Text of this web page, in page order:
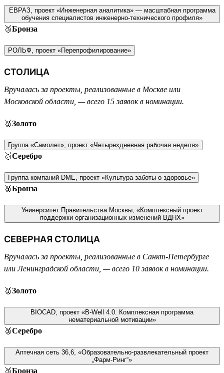
ЕВРАЗ, проект «Инженерная аналитика» — масштабная программа
обучения специалистов инженерно-технического профиля»
🥉Бронза
РОЛЬФ, проект «Перепрофилирование»
СТОЛИЦА
Вручалась за проекты, реализованные в Москве или
Московской области, — всего 15 заявок в номинации.
🥇Золото
Группа «Самолет», проект «Четырехдневная рабочая неделя»
🥈Серебро
Группа компаний DME, проект «Культура заботы о здоровье»
🥉Бронза
Университет Правительства Москвы, «Комплексный проект
поддержки организационных изменений ВДНХ»
СЕВЕРНАЯ СТОЛИЦА
Вручалась за проекты, реализованные в Санкт-Петербурге
или Ленинградской области, — всего 10 заявок в номинации.
🥇Золото
BIOCAD, проект «B-Well 4.0. Комплексная программа
нематериальной мотивации»
🥈Серебро
Аптечная сеть 36,6, «Образовательно-развлекательный проект
„Фарм-Ринг“»
🥉Бронза